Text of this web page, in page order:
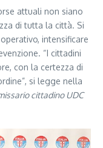
attuali non siano
di tutta la città. Si
intensificare
“I cittadini
con la certezza di
si legge nella
cittadino UDC